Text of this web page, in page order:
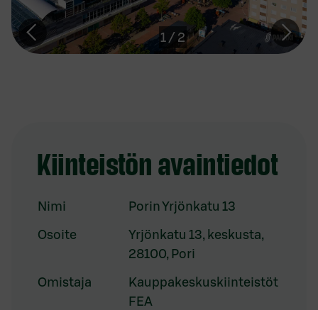
1/2
Kiinteistön avaintiedot
Nimi
Porin Yrjönkatu 13
Osoite
Yrjönkatu 13, keskusta,
28100, Pori
Omistaja
Kauppakeskuskiinteistöt
FEA